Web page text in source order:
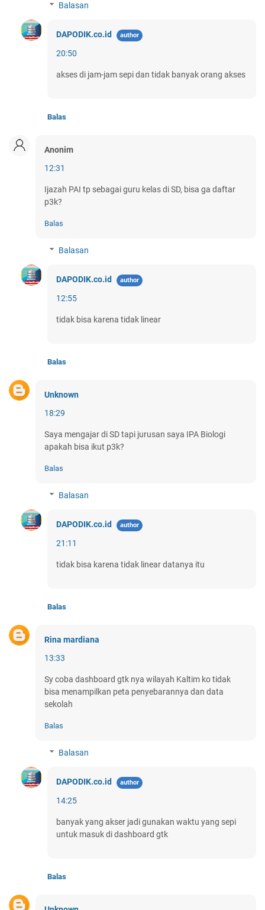
Balasan
DAPODIK.co.id
20:50
akses di jam-jam sepi dan tidak banyak orang akses
Balas
Anonim
12:31
Ijazah PAI tp sebagai guru kelas di SD, bisa ga daftar
p3k?
Balas
Balasan
DAPODIK.co.id
12:55
tidak bisa karena tidak linear
Balas
Unknown
18:29
Saya mengajar di SD tapi jurusan saya IPA Biologi
apakah bisa ikut p3k?
Balas
Balasan
DAPODIK.co.id
21:11
tidak bisa karena tidak linear datanya itu
Balas
Rina mardiana
13:33
Sy coba dashboard gtk nya wilayah Kaltim ko tidak
bisa menampilkan peta penyebarannya dan data
sekolah
Balas
Balasan
DAPODIK.co.id
14:25
banyak yang akser jadi gunakan waktu yang sepi
untuk masuk di dashboard gtk
Balas